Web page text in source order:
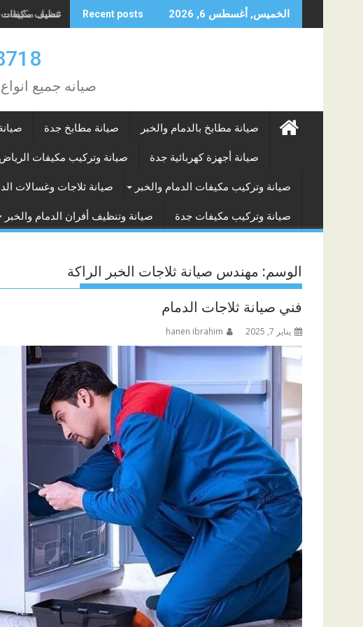
to
الخميس, أغسطس 6, 2026 Recent posts غسيل مكيفات شباك
صيانه جميع
صيانة مطابخ بالدمام والخبر صيانة مطابخ جدة
صيانة أجهزة كهربائية جدة صيانة وتركيب مكيفات الرياض
صيانة وتركيب مكيفات الدمام والخبر صيانة ثلاجات وغسالات
صيانة وتركيب مكيفات جدة صيانة وتنظيف أفران الدمام والخبر
الوسم: مهندس صيانة ثلاجات الخبر الراكة
فني صيانة ثلاجات الدمام
يناير 7, 2025 hanen ibrahim